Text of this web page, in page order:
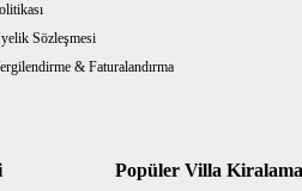
Sözleşmesi
& Faturalandırma
Popüler Villa